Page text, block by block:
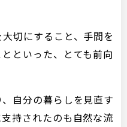
切にすること、手間を
といった、とても前向
自分の暮らしを見直す
持されたのも自然な流